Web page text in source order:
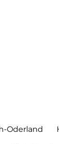
Oderland